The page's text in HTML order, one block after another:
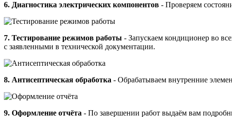
6. Диагностика электрических компонентов - Проверяем
7. Тестирование режимов работы - Запускаем кондиционер во
с заявленными в технической документации.
8. Антисептическая обработка - Обрабатываем внутренние
9. Оформление отчёта - По завершении работ выдаём вам